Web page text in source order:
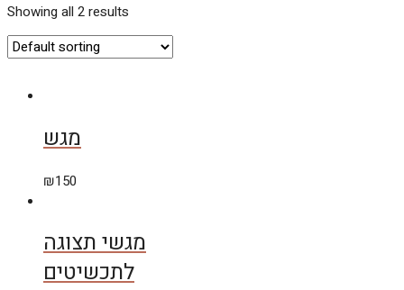
Showing all 2 results
מגש
₪150
מגשי תצוגה
לתכשיטים